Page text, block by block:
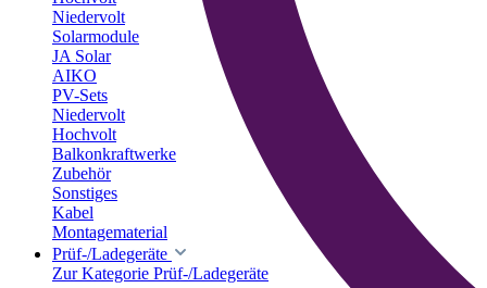
Niedervolt
Solarmodule
JA Solar
AIKO
PV-Sets
Niedervolt
Hochvolt
Balkonkraftwerke
Zubehör
Sonstiges
Kabel
Montagematerial
Prüf-/Ladegeräte
Zur Kategorie Prüf-/Ladegeräte